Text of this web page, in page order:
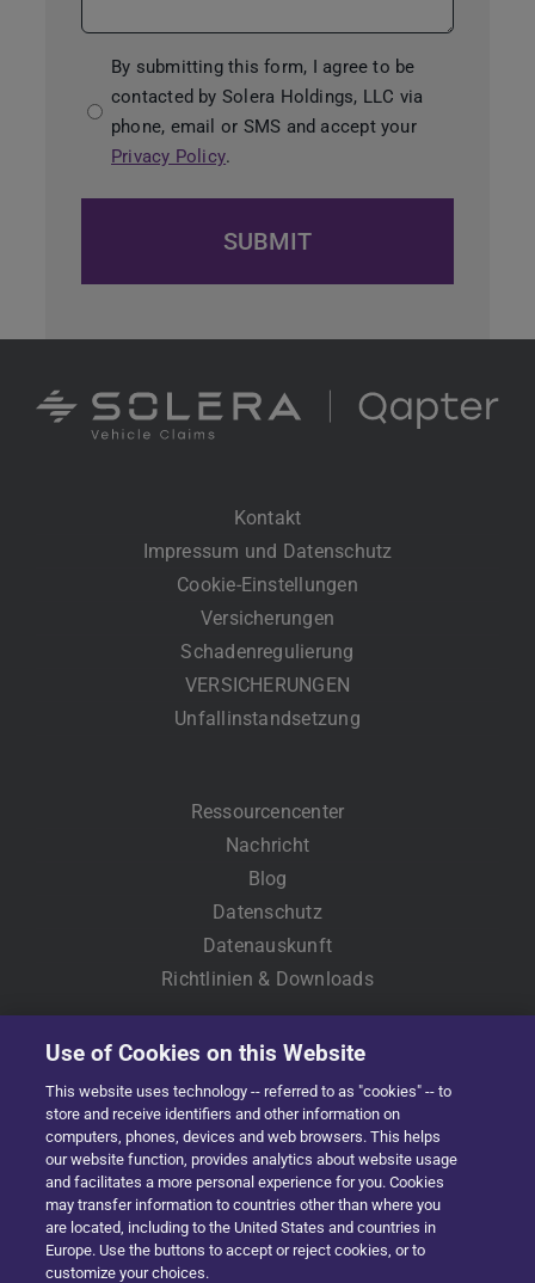
Consent
By submitting this form, I agree to be
contacted by Solera Holdings, LLC via
phone, email or SMS and accept your
Privacy Policy.
Kontakt
Impressum und Datenschutz
Cookie-Einstellungen
Versicherungen
Schadenregulierung
VERSICHERUNGEN
Unfallinstandsetzung
Ressourcencenter
Nachricht
Blog
Datenschutz
Datenauskunft
Richtlinien & Downloads
Copyright © 2022 Solera | All Rights Reserved
Facebook LinkedInYouTubeInstagram
Use of Cookies on this Website
This website uses technology -- referred to as "cookies" -- to
store and receive identifiers and other information on
computers, phones, devices and web browsers. This helps
our website function, provides analytics about website usage
and facilitates a more personal experience for you. Cookies
may transfer information to countries other than where you
are located, including to the United States and countries in
Europe. Use the buttons to accept or reject cookies, or to
customize your choices.